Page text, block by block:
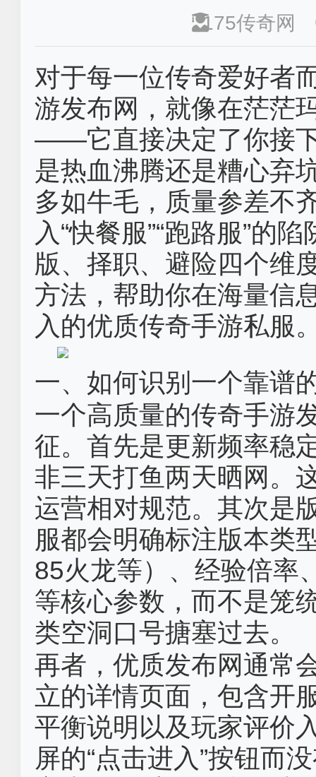
175传奇网
对于每一位传奇爱好者
游发布网，就像在茫茫
——它直接决定了你接
是热血沸腾还是糟心弃
多如牛毛，质量参差不
入“快餐服”“跑路服”的
版、择职、避险四个维
方法，帮助你在海量信
入的优质传奇手游私服
一、如何识别一个靠谱
一个高质量的传奇手游
征。首先是更新频率稳
非三天打鱼两天晒网。
运营相对规范。其次是
服都会明确标注版本类
85火龙等）、经验倍率
等核心参数，而不是笼
类空洞口号搪塞过去。
再者，优质发布网通常
立的详情页面，包含开
平衡说明以及玩家评价
屏的“点击进入”按钮而